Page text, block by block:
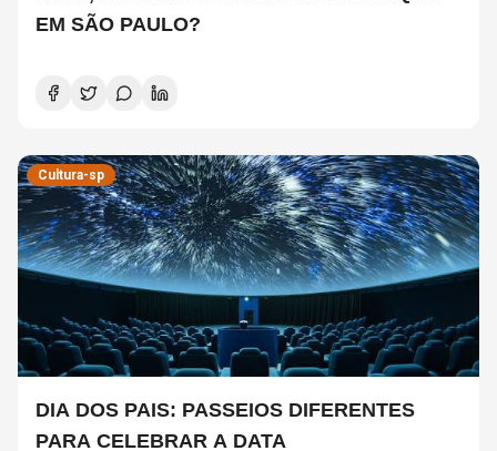
EM SÃO PAULO?
Cultura-sp
DIA DOS PAIS: PASSEIOS DIFERENTES
PARA CELEBRAR A DATA